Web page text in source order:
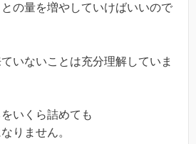
の量を増やしていけばいいので
いないことは充分理解していま
いくら詰めても
りません。